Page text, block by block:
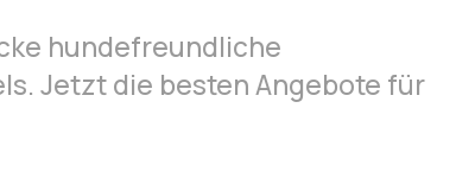
hundefreundliche
Jetzt die besten Angebote für